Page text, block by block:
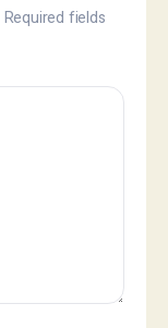
Required fields